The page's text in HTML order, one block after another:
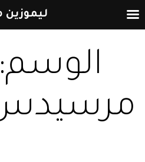
إلى
الوسم:
مرسيدس